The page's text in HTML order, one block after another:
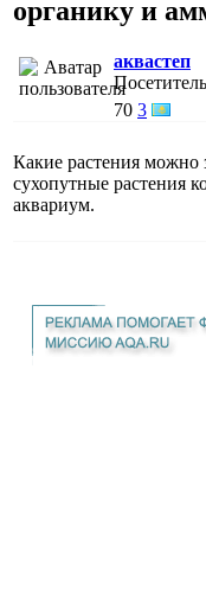
органику и
аквастеп
Посетитель
70 3
Какие растения можно
сухопутные растения
аквариум.